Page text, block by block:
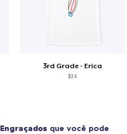
3rd Grade - Erica
$34
Engraçados que você pode